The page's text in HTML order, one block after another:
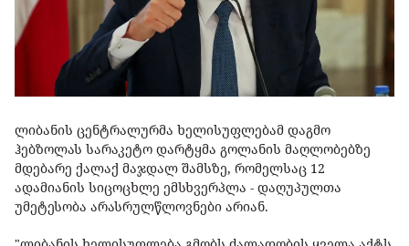
ლიბანის ცენტრალურმა ხელისუფლებამ დაგმო
ჰებზოლას სარაკეტო დარტყმა გოლანის მაღლობებზე
მდებარე ქალაქ მაჯდალ შამსზე, რომელსაც 12
ადამიანის სიცოცხლე ემსხვერპლა - დაღუპულთა
უმეტესობა არასრულწლოვნები არიან.